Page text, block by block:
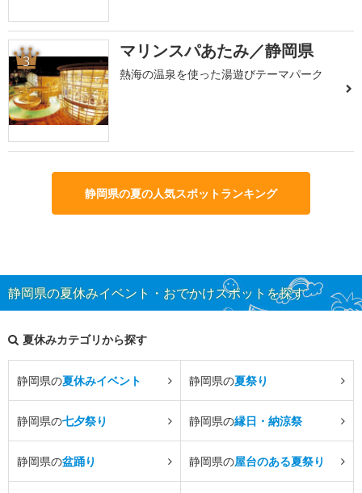
3 マリンスパあたみ／静岡県
熱海の温泉を使った湯遊びテーマパーク
静岡県の夏の人気スポットランキング
静岡県の夏休みイベント・おでかけスポットを探す
夏休みカテゴリから探す
静岡県の夏休みイベント 静岡県の夏祭り
静岡県の七夕祭り 静岡県の縁日・納涼祭
静岡県の盆踊り 静岡県の屋台のある夏祭り